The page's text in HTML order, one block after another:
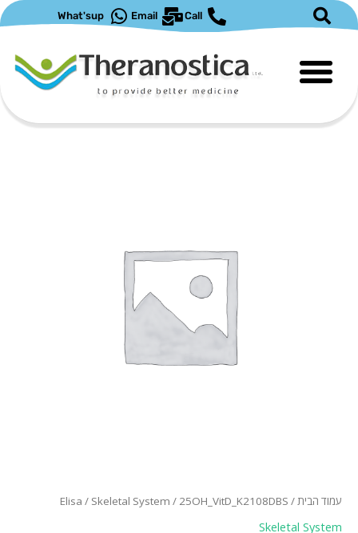
Email
What'sup
Elisa/Skeletal System/ 25OH_VitD_K2108DBS
Skeletal